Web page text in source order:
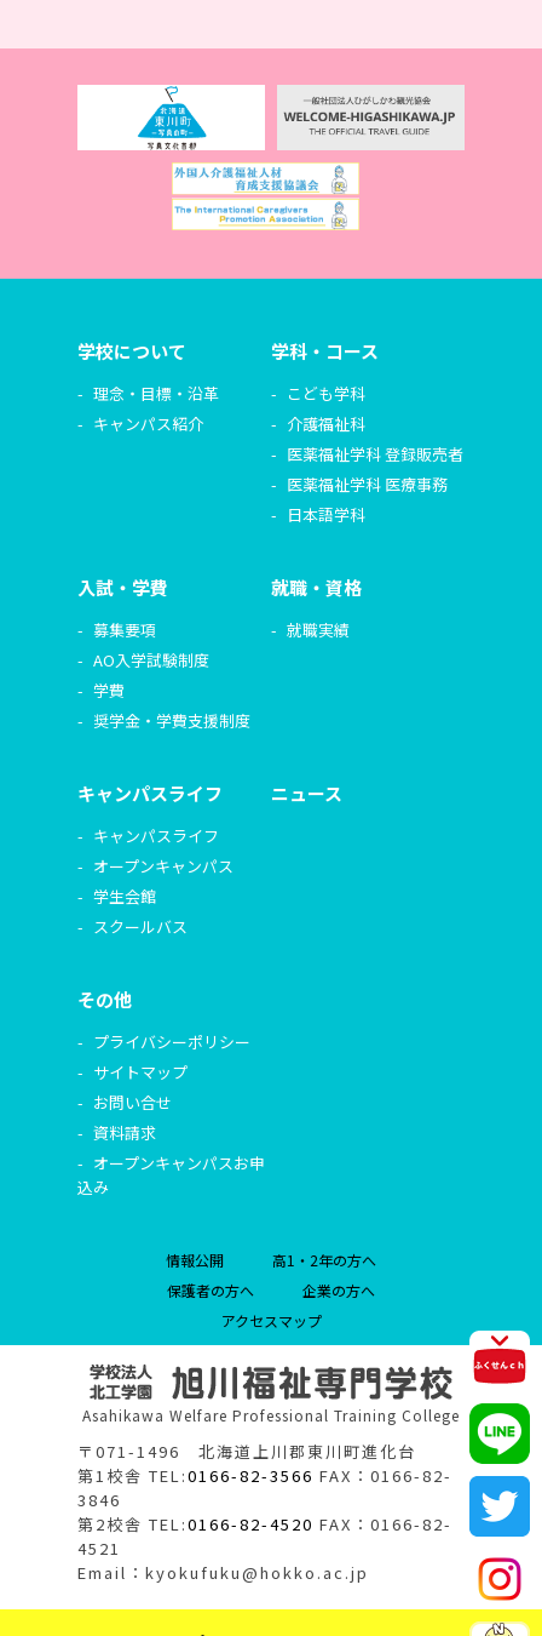
学校について
理念・目標・沿革
キャンパス紹介
学科・コース
こども学科
介護福祉科
医薬福祉学科 登録販売者
医薬福祉学科 医療事務
日本語学科
入試・学費
募集要項
AO入学試験制度
学費
奨学金・学費支援制度
就職・資格
就職実績
キャンパスライフ
キャンパスライフ
オープンキャンパス
学生会館
スクールバス
ニュース
その他
プライバシーポリシー
サイトマップ
お問い合せ
資料請求
オープンキャンパスお申
込み
情報公開
高1・2年の方へ
保護者の方へ
企業の方へ
アクセスマップ
Asahikawa Welfare Professional Training College
〒071-1496 北海道上川郡東川町進化台
第1校舎 TEL:0166-82-3566 FAX：0166-82-
3846
第2校舎 TEL:0166-82-4520 FAX：0166-82-
4521
Email：kyokufuku@hokko.ac.jp